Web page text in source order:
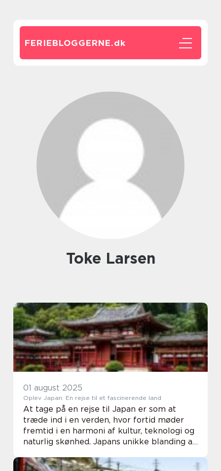
FERIEBLOGGERNE.dk
Toke Larsen
01 august 2025
Oplev Japan: En rejse til et fascinerende land
At tage på en rejse til Japan er som at
træde ind i en verden, hvor fortid møder
fremtid i en harmoni af kultur, teknologi og
naturlig skønhed. Japans unikke blanding af
gør de...